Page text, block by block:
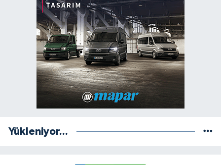
Yükleniyor...